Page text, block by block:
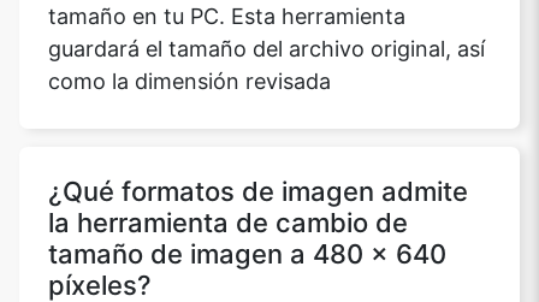
tamaño en tu PC. Esta herramienta
guardará el tamaño del archivo original, así
como la dimensión revisada
¿Qué formatos de imagen admite
la herramienta de cambio de
tamaño de imagen a 480 x 640
píxeles?